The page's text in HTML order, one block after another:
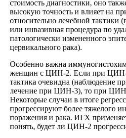
стоимость диагностики, оно
высокую точность и влияет на
относительно лечебной
или инвазивная процедура по
патологически измененного
цервикального рака).
Особенно важна
женщин с ЦИН-2. Если при
тактика очевидна (наблюдение
лечение при ЦИН-3), то при ЦИН-
Некоторые случаи в итоге
прогрессируют более тяжелого
поражения и рака. ИГХ
понять, будет ли ЦИН-2